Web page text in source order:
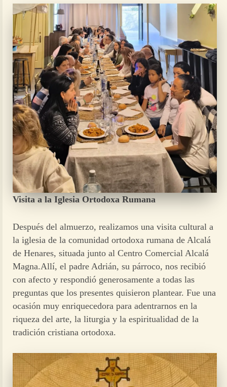
Visita a la Iglesia Ortodoxa Rumana
Después del almuerzo, realizamos una visita cultural a
la iglesia de la comunidad ortodoxa rumana de Alcalá
de Henares, situada junto al Centro Comercial Alcalá
Magna.Allí, el padre Adrián, su párroco, nos recibió
con afecto y respondió generosamente a todas las
preguntas que los presentes quisieron plantear. Fue una
ocasión muy enriquecedora para adentrarnos en la
riqueza del arte, la liturgia y la espiritualidad de la
tradición cristiana ortodoxa.